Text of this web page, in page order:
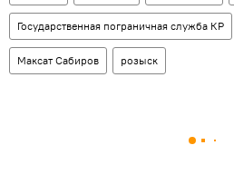
Государственная пограничная служба КР
Максат Сабиров розыск